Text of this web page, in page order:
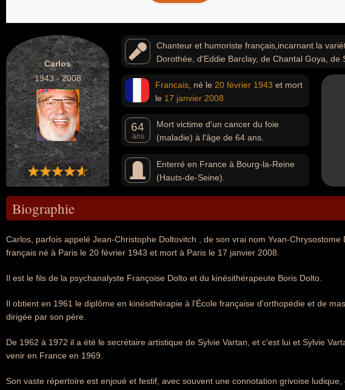
Carlos
1943 - 2008
Chanteur et humoriste français,incarnant la
Dorothée, d'Eddie Barclay, de Chantal Goya,
de faire ses premiers pas sur scène à ses côtés. Son
souvent une connotation grivoise ludique, comme « Le
une allure propre (colliers de fleurs, chemises
français, Antoine.
Francais , né le 20 février 1943 et mort
le 17 janvier 2008
64
ans
Mort victime d'un cancer du foie
(maladie) à l'âge de 64 ans.
Enterré en France à Bourg-la-Reine
(Hauts-de-Seine).
Biographie
Carlos, parfois appelé Jean-Christophe Doltovitch , de son vrai nom Yvan-
français né à Paris le 20 février 1943 et mort à Paris le 17 janvier 2008.
Il est le fils de la psychanalyste Françoise Dolto et du kinésithérapeute Boris Dolto.
Il obtient en 1961 le diplôme en kinésithérapie à l'École française d'orthopédie et de
dirigée par son père.
De 1962 à 1972 il a été le secrétaire artistique de Sylvie Vartan, et c'est lui et Sylvie
venir en France en 1969.
Son vaste répertoire est enjoué et festif, avec souvent une connotation grivoise